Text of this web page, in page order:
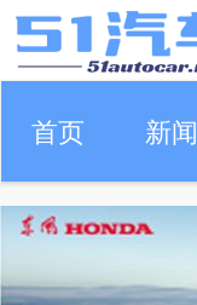
首页 新闻
车生活